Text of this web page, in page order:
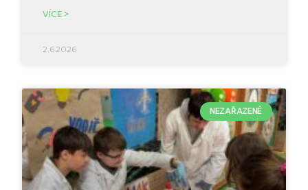
VÍCE >
2.6.2026
NEZAŘAZENÉ